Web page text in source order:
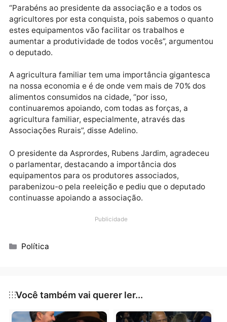
Publicidade
Os agricultores agora contam com uma plantadeira
quatro linhas e um triturador forrageiro, que vão
auxiliar nos trabalhos do campo e melhorar a
“Parabéns ao presidente da associação e a todos os
agricultores por esta conquista, pois sabemos o
estes equipamentos vão facilitar os trabalhos e
aumentar a produtividade de todos vocês”,
A agricultura familiar tem uma importância
na nossa economia e é de onde vem mais de 70%
alimentos consumidos na cidade, “por isso,
continuaremos apoiando, com todas as forças, a
agricultura familiar, especialmente, através das
parabenizou-o pela reeleição e pediu que o